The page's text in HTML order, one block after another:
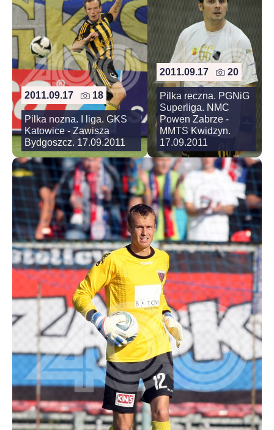
2011.09.17 18
Pilka nozna. I liga. GKS
Katowice - Zawisza
Bydgoszcz. 17.09.2011
2011.09.17 20
Pilka reczna. PGNiG
Superliga. NMC
Powen Zabrze -
MMTS Kwidzyn.
17.09.2011